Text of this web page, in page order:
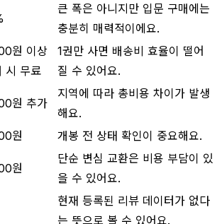
큰 폭은 아니지만 입문 구매에는
충분히 매력적이에요.
원 이상
시 무료
1권만 사면 배송비 효율이 떨어
질 수 있어요.
원 추가
지역에 따라 총비용 차이가 발생
해요.
원 개봉 전 상태 확인이 중요해요.
원
단순 변심 교환은 비용 부담이 있
을 수 있어요.
현재 등록된 리뷰 데이터가 없다
는 뜻으로 볼 수 있어요.